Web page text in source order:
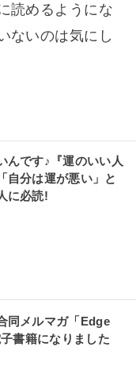
読めるようにな
ないのは気にし
んです♪『運のいい人
自分は運が悪い」と
に必読!
同メルマガ「Edge
書籍になりました